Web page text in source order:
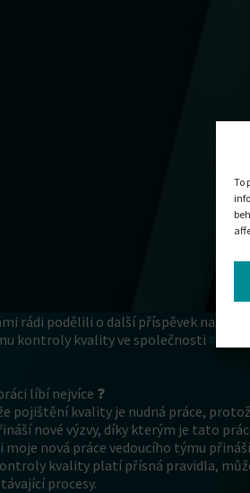
To
rádi podělili o další příspěvek
kontroly kvality ve společnosti
líbí nejvíce ❓
pojištění kvality je nudná práce,
nové výzvy, díky kterým je tato
moje nová práce vedoucího týmu
kvality platí přísná pravidla,
procesy.